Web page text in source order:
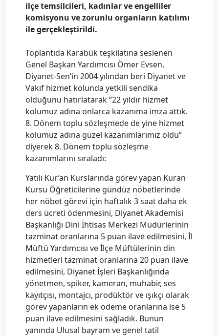
ilçe temsilcileri, kadınlar ve engelliler
komisyonu ve zorunlu organların katılımı
ile gerçekleştirildi.
Toplantıda Karabük teşkilatına seslenen
Genel Başkan Yardımcısı Ömer Evsen,
Diyanet-Sen’in 2004 yılından beri Diyanet ve
Vakıf hizmet kolunda yetkili sendika
olduğunu hatırlatarak “22 yıldır hizmet
kolumuz adına onlarca kazanıma imza attık.
8. Dönem toplu sözleşmede de yine hizmet
kolumuz adına güzel kazanımlarımız oldu”
diyerek 8. Dönem toplu sözleşme
kazanımlarını sıraladı:
Yatılı Kur’an Kurslarında görev yapan Kuran
Kursu Öğreticilerine gündüz nöbetlerinde
her nöbet görevi için haftalık 3 saat daha ek
ders ücreti ödenmesini, Diyanet Akademisi
Başkanlığı Dini İhtisas Merkezi Müdürlerinin
tazminat oranlarına 5 puan ilave edilmesini, İl
Müftü Yardımcısı ve İlçe Müftülerinin din
hizmetleri tazminat oranlarına 20 puan ilave
edilmesini, Diyanet İşleri Başkanlığında
yönetmen, spiker, kameran, muhabir, ses
kayıtçısı, montajcı, prodüktör ve ışıkçı olarak
görev yapanların ek ödeme oranlarına ise 5
puan ilave edilmesini sağladık. Bunun
yanında Ulusal bayram ve genel tatil